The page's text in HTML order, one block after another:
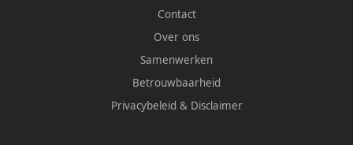
Contact
Over ons
Samenwerken
Betrouwbaarheid
Privacybeleid & Disclaimer